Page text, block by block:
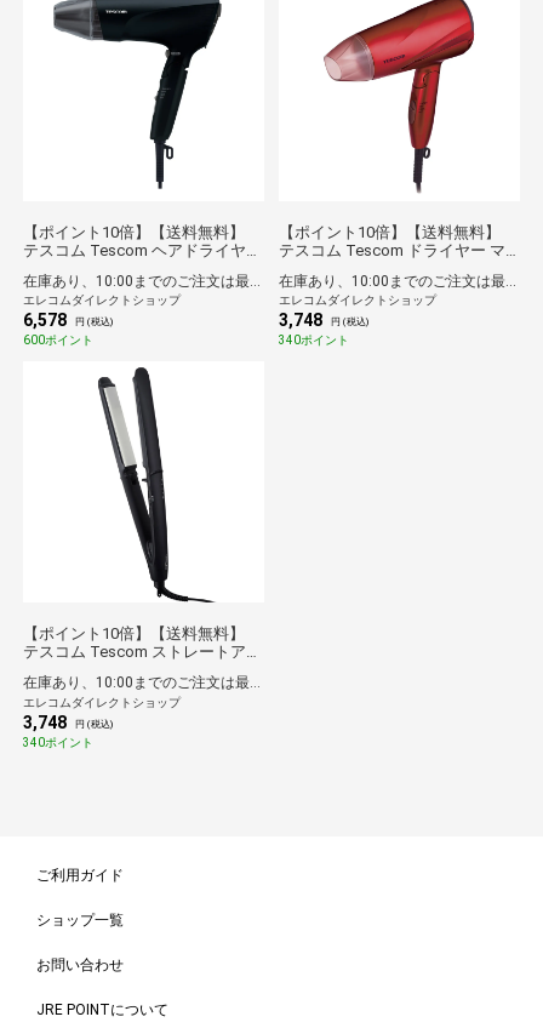
【ポイント10倍】【送料無料】
テスコム Tescom ヘアドライヤー
折りたたみ 大風量 大風圧 ラク抜
きプラグ Speedom ブラック
在庫あり、10:00までのご注文は最短即日発送
エレコムダイレクトショップ
6,578 円 (税込)
600ポイント
【ポイント10倍】【送料無料】
テスコム Tescom ドライヤー マ
軽量 冷温風 ione レッド(ピンク)在庫あり、10:00までのご注文は最短即日発送
エレコムダイレクトショップ
3,748 円 (税込)
340ポイント
【ポイント10倍】【送料無料】
テスコム Tescom ストレートアイ
ン 140-200℃ 24mm 温度調整/ロッ
ク/メモリー 海外対応 自動OFF 開
閉ロック naturam ブラック
在庫あり、10:00までのご注文は最短即日発送
エレコムダイレクトショップ
3,748 円 (税込)
340ポイント
ご利用ガイド
ショップ一覧
お問い合わせ
JRE POINTについて